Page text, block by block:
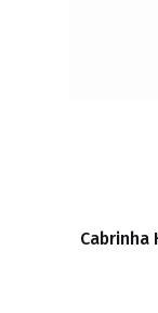
Cabrinha